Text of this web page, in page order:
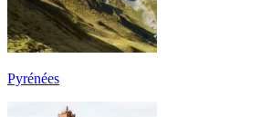
Pyrénées